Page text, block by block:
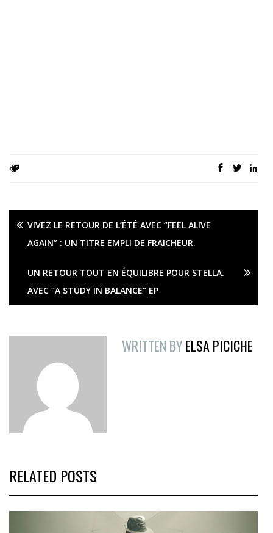
VIVEZ LE RETOUR DE L’ÉTÉ AVEC “FEEL ALIVE
AGAIN” : UN TITRE EMPLI DE FRAICHEUR.
UN RETOUR TOUT EN ÉQUILIBRE POUR STELLA.
AVEC “A STUDY IN BALANCE” EP
WRITTEN BYELSA PICICHE
RELATED POSTS